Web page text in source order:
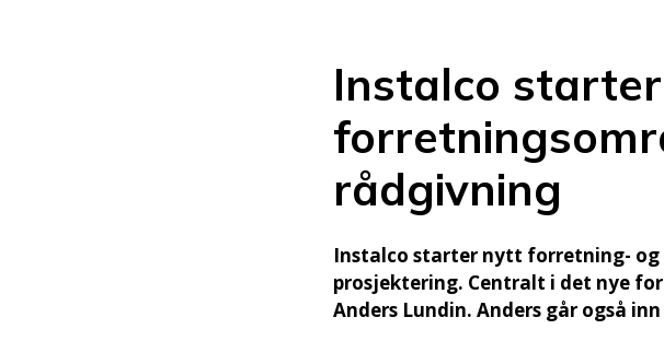
Instalco
rådgivning
Instalco starter nytt forretning-
prosjektering. Centralt i det nye
Anders Lundin. Anders går også